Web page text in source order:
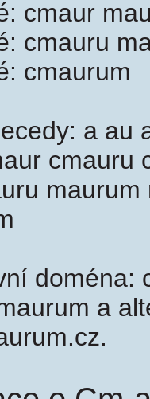
cmaur
cmauru
cmaurum
a au
cmauru
doména:
a